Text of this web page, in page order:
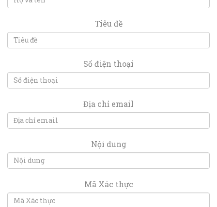
Tiêu đề
Số điện thoại
Địa chỉ email
Nội dung
Mã Xác thực